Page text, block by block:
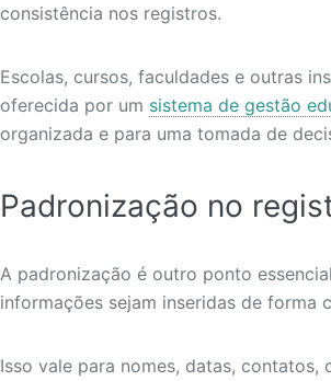
consistência nos registros.
Escolas, cursos, faculdades e outras
oferecida por um sistema de gestão
organizada e para uma tomada de
Padronização no
A padronização é outro ponto
informações sejam inseridas de forma
Isso vale para nomes, datas,